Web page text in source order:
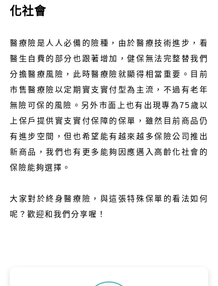
化社會
醫療險是人人必備的險種，由於醫療技術進步，看
醫生自費的部分也跟著增加，健保無法完整替我們
分擔醫療風險，此時醫療險就顯得相當重要。目前
市售醫療險以定期實支實付型為主流，不過有老年
無險可保的風險。另外市面上也有出現專為75歲以
上保戶提供實支實付保障的保單，雖然目前商品仍
有進步空間，但也希望能有越來越多保險公司推出
新商品，我們也有更多能夠因應邁入高齡化社會的
保險能夠選擇。
大家對於終身醫療險，與這張特殊保單的看法如何
呢？歡迎和我們分享喔！